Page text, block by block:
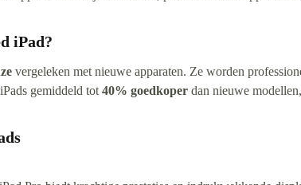
iPad?
vergeleken met nieuwe apparaten. Ze worden
gemiddeld tot 40% goedkoper dan nieuwe